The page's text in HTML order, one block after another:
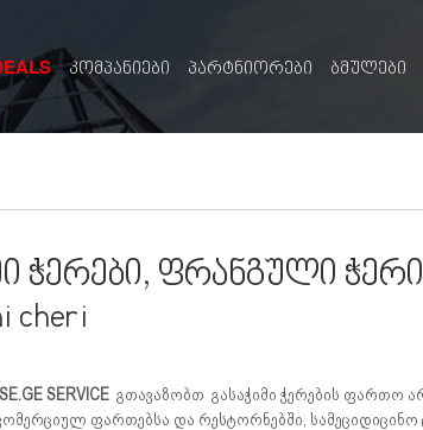
კომპანიები პარტნიორები ბმულები
ჭერები, ფრანგული
cheri
SERVICEგთავაზობთ გასაჭიმი ჭერების ფართო
ფართებსა და რესტორნებში, სამეციდიცინო